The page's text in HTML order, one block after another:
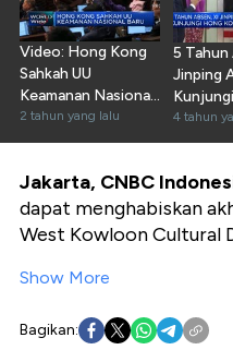
Video: Hong Kong
Sahkah UU
Keamanan Nasional
Baru
2 tahun yang lalu
5 Tahun
Jinping
Kong
4 tahun
Jakarta, CNBC
dapat menghabiskan
West Kowloon Cultural
Show More
Bagikan: